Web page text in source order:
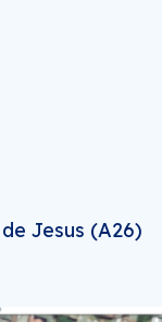
Jesus (A26)